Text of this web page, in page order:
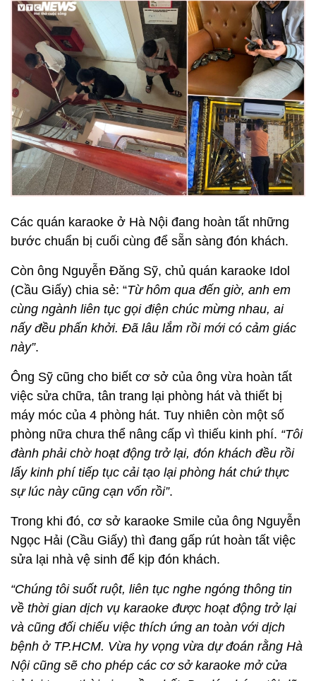
Các quán karaoke ở Hà Nội đang hoàn tất những
bước chuẩn bị cuối cùng để sẵn sàng đón khách.
Còn ông Nguyễn Đăng Sỹ, chủ quán karaoke Idol
(Cầu Giấy) chia sẻ: “Từ hôm qua đến giờ, anh em
cùng ngành liên tục gọi điện chúc mừng nhau, ai
nấy đều phấn khởi. Đã lâu lắm rồi mới có cảm giác
này”.
Ông Sỹ cũng cho biết cơ sở của ông vừa hoàn tất
việc sửa chữa, tân trang lại phòng hát và thiết bị
máy móc của 4 phòng hát. Tuy nhiên còn một số
phòng nữa chưa thể nâng cấp vì thiếu kinh phí. “Tôi
đành phải chờ hoạt động trở lại, đón khách đều rồi
lấy kinh phí tiếp tục cải tạo lại phòng hát chứ thực
sự lúc này cũng cạn vốn rồi”.
Trong khi đó, cơ sở karaoke Smile của ông Nguyễn
Ngọc Hải (Cầu Giấy) thì đang gấp rút hoàn tất việc
sửa lại nhà vệ sinh để kịp đón khách.
“Chúng tôi suốt ruột, liên tục nghe ngóng thông tin
về thời gian dịch vụ karaoke được hoạt động trở lại
và cũng đối chiếu việc thích ứng an toàn với dịch
bệnh ở TP.HCM. Vừa hy vọng vừa dự đoán rằng Hà
Nội cũng sẽ cho phép các cơ sở karaoke mở cửa